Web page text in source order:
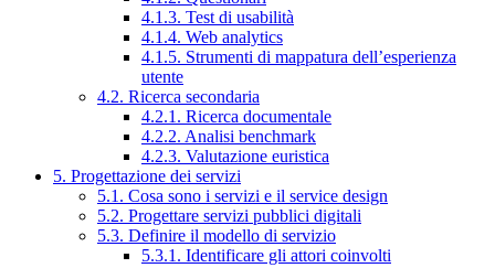
4.1.3. Test di usabilità
4.1.4. Web analytics
4.1.5. Strumenti di mappatura dell’esperienza
utente
4.2. Ricerca secondaria
4.2.1. Ricerca documentale
4.2.2. Analisi benchmark
4.2.3. Valutazione euristica
5. Progettazione dei servizi
5.1. Cosa sono i servizi e il service design
5.2. Progettare servizi pubblici digitali
5.3. Definire il modello di servizio
5.3.1. Identificare gli attori coinvolti